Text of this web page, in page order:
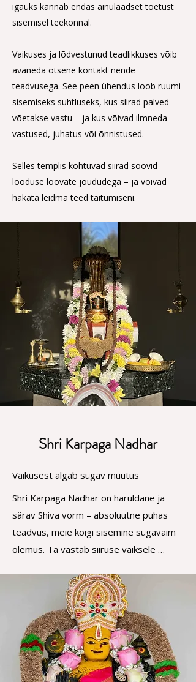
igaüks kannab endas ainulaadset toetust
sisemisel teekonnal.
Vaikuses ja lõdvestunud teadlikkuses võib
avaneda otsene kontakt nende
teadvusega. See peen ühendus loob ruumi
sisemiseks suhtluseks, kus siirad palved
võetakse vastu – ja kus võivad ilmneda
vastused, juhatus või õnnistused.
Selles templis kohtuvad siirad soovid
looduse loovate jõududega – ja võivad
hakata leidma teed täitumiseni.
Shri Karpaga Nadhar
Vaikusest algab sügav muutus
Shri Karpaga Nadhar on haruldane ja
särav Shiva vorm – absoluutne puhas
teadvus, meie kõigi sisemine sügavaim
olemus. Ta vastab siiruse vaiksele
traditsioonis tekib tõeline täitumine siis,
kui soov vaibub ja muutub vaikuseks ning
palvest saab kohalolu.
Tema nimi viitab taevalikule soovide
täitumise puule – kuid see, mida tema